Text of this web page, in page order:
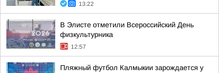
13:22
В Элисте отметили Всероссийский День
физкультурника
12:57
Пляжный футбол Калмыкии зарождается у